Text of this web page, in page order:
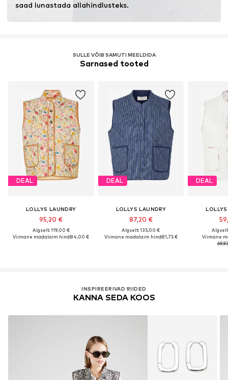
saad lunastada allahindlusteks.
SULLE VÕIB SAMUTI MEELDIDA
Sarnased tooted
DEAL
LOLLYS LAUNDRY
95,20 €
Algselt: 119,00 €
Viimane madalaim hind:84,00 €
DEAL
LOLLYS LAUNDRY
87,20 €
Algselt: 135,00 €
Viimane madalaim hind:81,75 €
DEAL
Viimane
INSPIREERIVAD RIIDED
KANNA SEDA KOOS